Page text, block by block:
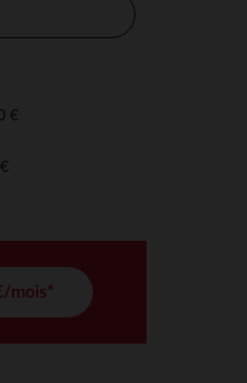
la conformité avec
€
mois*